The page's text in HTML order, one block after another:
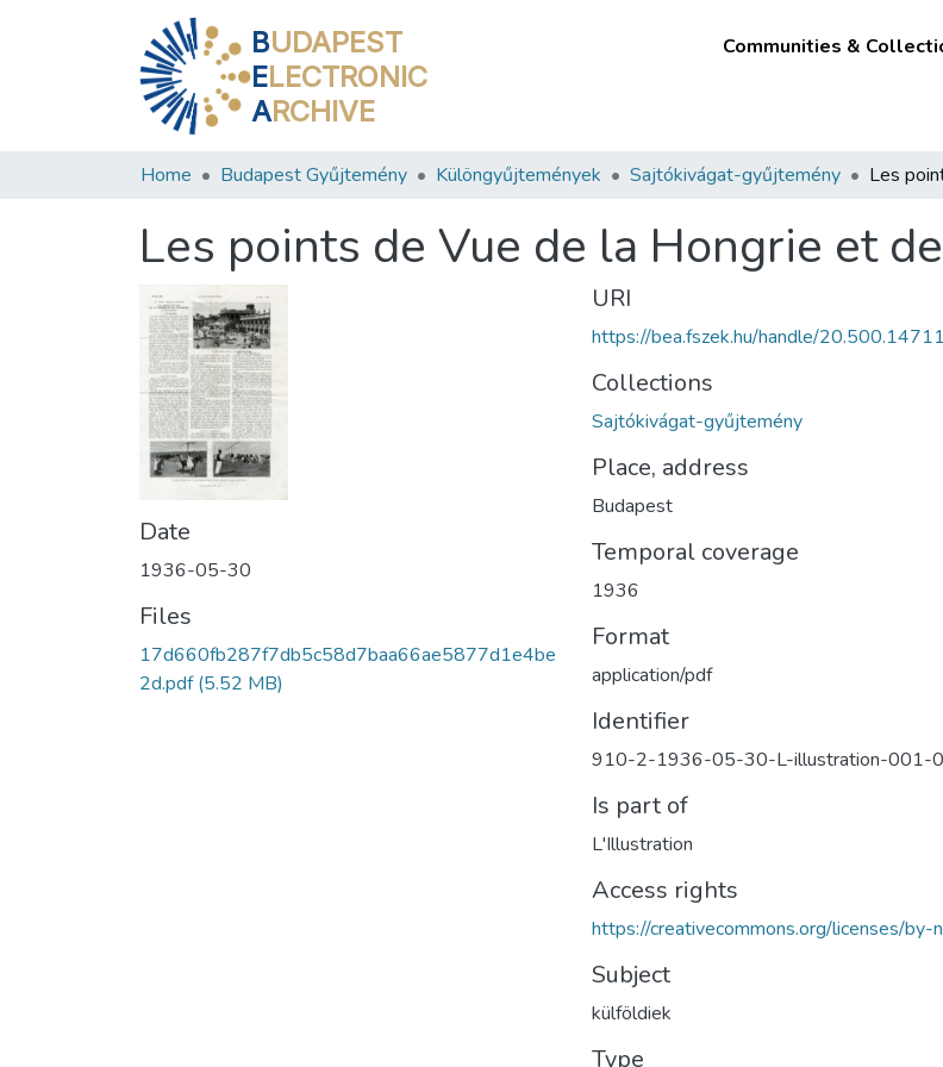
BUDAPEST
ELECTRONIC
ARCHIVE
Communities &
Home Budapest Gyűjtemény Különgyűjtemények Sajtókivágat-gyűjtemény
Les points de Vue de la Hongrie et
Date
1936-05-30
Files
17d660fb287f7db5c58d7baa66ae5877d1e4be
2d.pdf(5.52 MB)
URI
https://bea.fszek.hu/handle/
Collections
Sajtókivágat-gyűjtemény
Place, address
Budapest
Temporal coverage
1936
Format
application/pdf
Identifier
910-2-1936-05-30-L-illustration-001-
Is part of
L'Illustration
Access rights
https://creativecommons.org/licenses/by-
Subject
külföldiek
Type